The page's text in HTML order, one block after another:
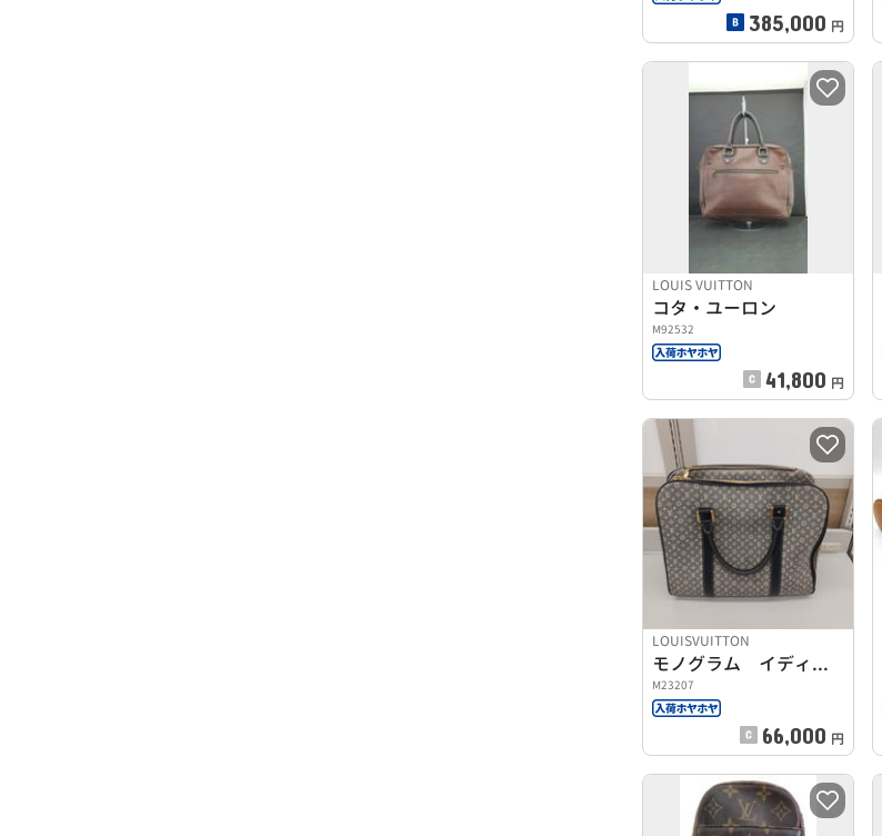
385,000 円
LOUIS VUITTON
コタ・ユーロン
M92532
41,800 円
LOUISVUITTON
モノグラム イディールエポペ
M23207
66,000 円